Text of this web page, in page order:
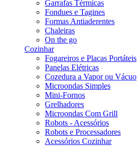
Garrafas Térmicas
Fondues e Tagines
Formas Antiaderentes
Chaleiras
On the go
Cozinhar
Fogareiros e Placas Portáteis
Panelas Elétricas
Cozedura a Vapor ou Vácuo
Microondas Simples
Mini-Fornos
Grelhadores
Microondas Com Grill
Robots - Acessórios
Robots e Processadores
Acessórios Cozinhar